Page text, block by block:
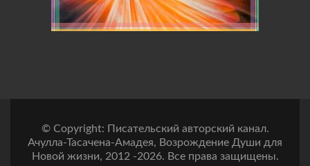
© Copyright: Писательский авторский канал.
Ачулла-Тасачена-Амадея, Возрождение Души для
Новой жизни, 2012 -2026. Все права защищены.